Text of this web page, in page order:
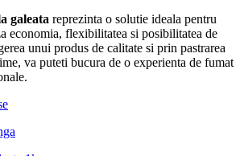
galeata reprezinta o solutie ideala pentru
economia, flexibilitatea si posibilitatea de
unui produs de calitate si prin pastrarea
va puteti bucura de o experienta de fumat